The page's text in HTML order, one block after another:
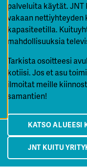
K
I
K
K
I
Ä
T
E
E
T
palveluita käytät. JNT
vakaan
kapasiteetilla.
mahdollisuuksia
Tarkista osoitteesi
kotiisi. Jos et asu
ilmoitat meille
samantien!
KATSO ALUEESI
JNT KUITU